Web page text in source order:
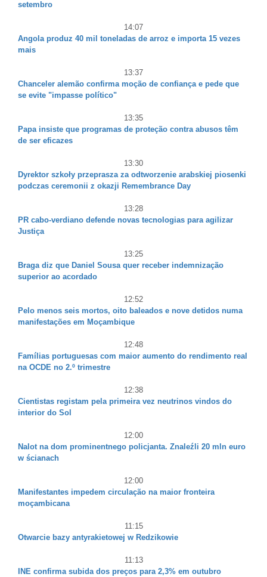
setembro
14:07
Angola produz 40 mil toneladas de arroz e importa 15 vezes
mais
13:37
Chanceler alemão confirma moção de confiança e pede que
se evite "impasse político"
13:35
Papa insiste que programas de proteção contra abusos têm
de ser eficazes
13:30
Dyrektor szkoły przeprasza za odtworzenie arabskiej piosenki
podczas ceremonii z okazji Remembrance Day
13:28
PR cabo-verdiano defende novas tecnologias para agilizar
Justiça
13:25
Braga diz que Daniel Sousa quer receber indemnização
superior ao acordado
12:52
Pelo menos seis mortos, oito baleados e nove detidos numa
manifestações em Moçambique
12:48
Famílias portuguesas com maior aumento do rendimento real
na OCDE no 2.º trimestre
12:38
Cientistas registam pela primeira vez neutrinos vindos do
interior do Sol
12:00
Nalot na dom prominentnego policjanta. Znaleźli 20 mln euro
w ścianach
12:00
Manifestantes impedem circulação na maior fronteira
moçambicana
11:15
Otwarcie bazy antyrakietowej w Redzikowie
11:13
INE confirma subida dos preços para 2,3% em outubro